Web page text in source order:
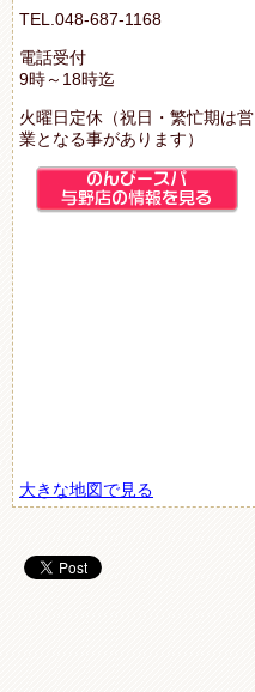
TEL.048-687-1168
電話受付
9時～18時迄
火曜日定休（祝日・繁忙期は営
業となる事があります）
大きな地図で見る